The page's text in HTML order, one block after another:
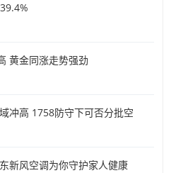
黄金同涨走势强劲
冲高 1758防守下可否分批空
新风空调为你守护家人健康